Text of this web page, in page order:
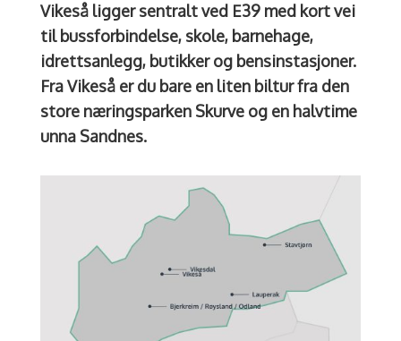
Vikeså ligger sentralt ved E39 med kort vei
til bussforbindelse, skole, barnehage,
idrettsanlegg, butikker og bensinstasjoner.
Fra Vikeså er du bare en liten biltur fra den
store næringsparken Skurve og en halvtime
unna Sandnes.